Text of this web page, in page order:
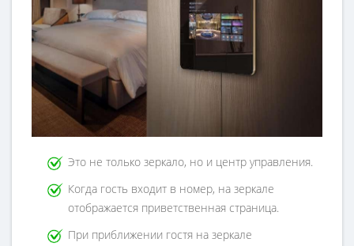
Это не только зеркало, но и центр управления.
Когда гость входит в номер, на зеркале
отображается приветственная страница.
При приближении гостя на зеркале